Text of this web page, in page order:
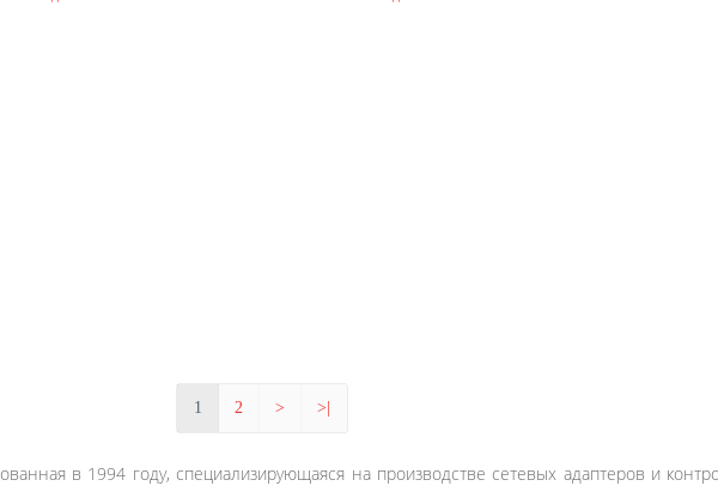
1 2 > >|
в 1994 году, специализирующаяся на производстве сетевых адаптеров и